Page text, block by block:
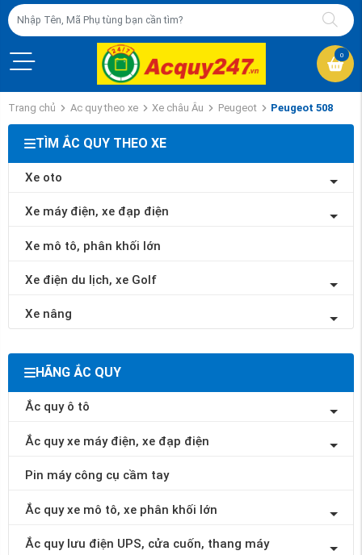
0
Trang chủ Ac quy theo xe Xe châu Âu Peugeot Peugeot 508
TÌM ẮC QUY THEO XE
Xe oto
Xe máy điện, xe đạp điện
Xe mô tô, phân khối lớn
Xe điện du lịch, xe Golf
Xe nâng
HÃNG ẮC QUY
Ắc quy ô tô
Ắc quy xe máy điện, xe đạp điện
Pin máy công cụ cầm tay
Ắc quy xe mô tô, xe phân khối lớn
Ắc quy lưu điện UPS, cửa cuốn, thang máy